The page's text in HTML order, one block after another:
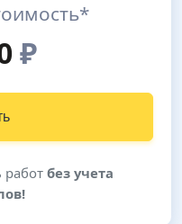
₽
без учета